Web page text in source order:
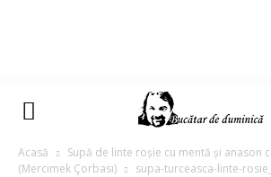
Acasă
Supă de linte roșie cu mentă și anason
(Mercimek Çorbası)
supa-turceasca-linte-